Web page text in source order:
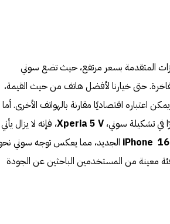
المتقدمة بسعر مرتفع، حيث تضع سوني
حتى خيارنا لأفضل هاتف من حيث القيمة،
يمكن اعتباره اقتصاديًا مقارنة بالهواتف الأخرى. أما
في تشكيلة سوني، Xperia 5 V، فإنه لا يزال يأتي
iPhone 16 الجديد، مما يعكس توجه سوني
معينة من المستخدمين الباحثين عن الجودة